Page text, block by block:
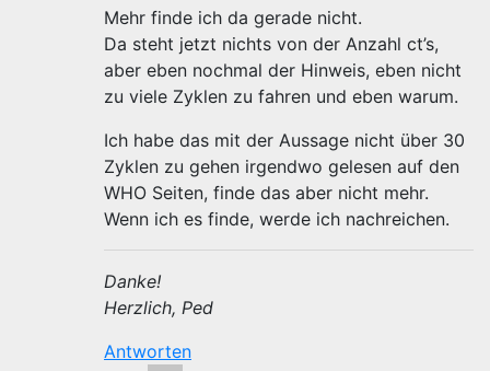
Mehr finde ich da gerade nicht.
Da steht jetzt nichts von der Anzahl ct’s,
aber eben nochmal der Hinweis, eben nicht
zu viele Zyklen zu fahren und eben warum.
Ich habe das mit der Aussage nicht über 30
Zyklen zu gehen irgendwo gelesen auf den
WHO Seiten, finde das aber nicht mehr.
Wenn ich es finde, werde ich nachreichen.
Danke!
Herzlich, Ped
Antworten